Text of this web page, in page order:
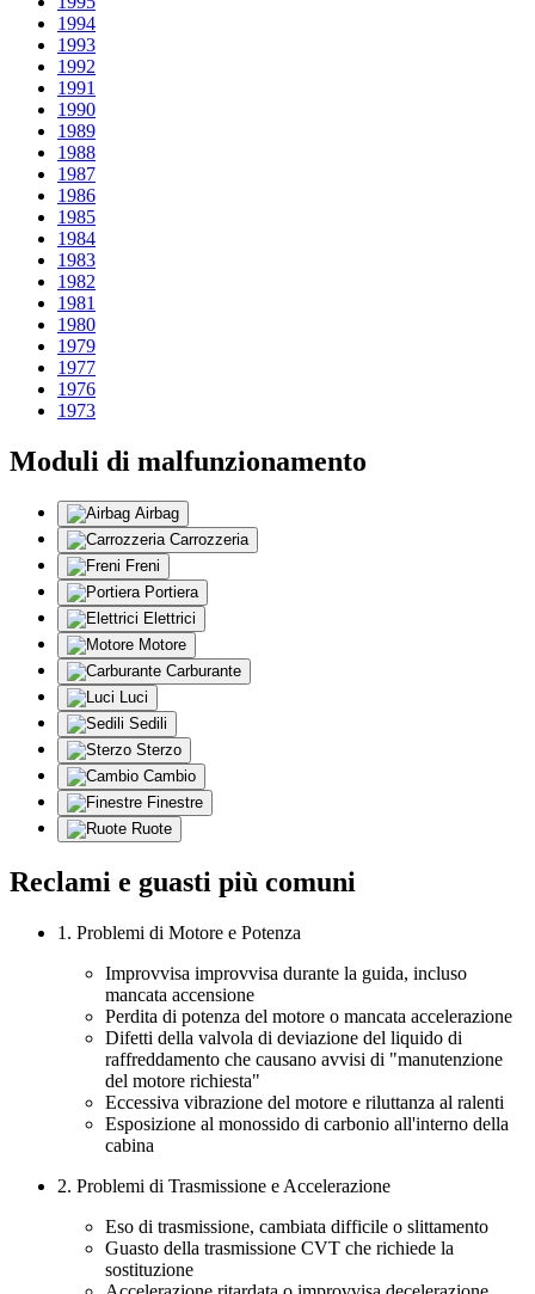
1994
1993
1992
1991
1990
1989
1988
1987
1986
1985
1984
1983
1982
1981
1980
1979
1977
1976
1973
Moduli di malfunzionamento
Airbag
Carrozzeria
Freni
Portiera
Elettrici
Motore
Carburante
Luci
Sedili
Sterzo
Cambio
Finestre
Ruote
Reclami e guasti più comuni
1. Problemi di Motore e Potenza
Improvvisa improvvisa durante la guida, incluso
mancata accensione
Perdita di potenza del motore o mancata accelerazione
Difetti della valvola di deviazione del liquido di
raffreddamento che causano avvisi di "manutenzione
del motore richiesta"
Eccessiva vibrazione del motore e riluttanza al ralenti
Esposizione al monossido di carbonio all'interno della
cabina
2. Problemi di Trasmissione e Accelerazione
Eso di trasmissione, cambiata difficile o slittamento
Guasto della trasmissione CVT che richiede la
sostituzione